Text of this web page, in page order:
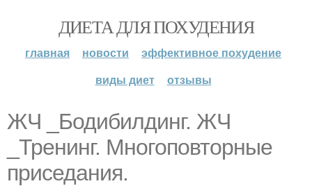
ДИЕТА ДЛЯ ПОХУДЕНИЯ
главная новости
эффективное похудение
виды диет
отзывы
ЖЧ _Бодибилдинг. ЖЧ
_Тренинг. Многоповторные
приседания.